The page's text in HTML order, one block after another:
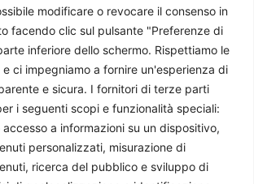
modificare o revocare il consenso in
facendo clic sul pulsante "Preferenze di
inferiore dello schermo. Rispettiamo le
ci impegniamo a fornire un'esperienza di
e sicura. I fornitori di terze parti
i seguenti scopi e funzionalità speciali:
a informazioni su un dispositivo,
personalizzati, misurazione di
ricerca del pubblico e sviluppo di
di El Mencho
2026